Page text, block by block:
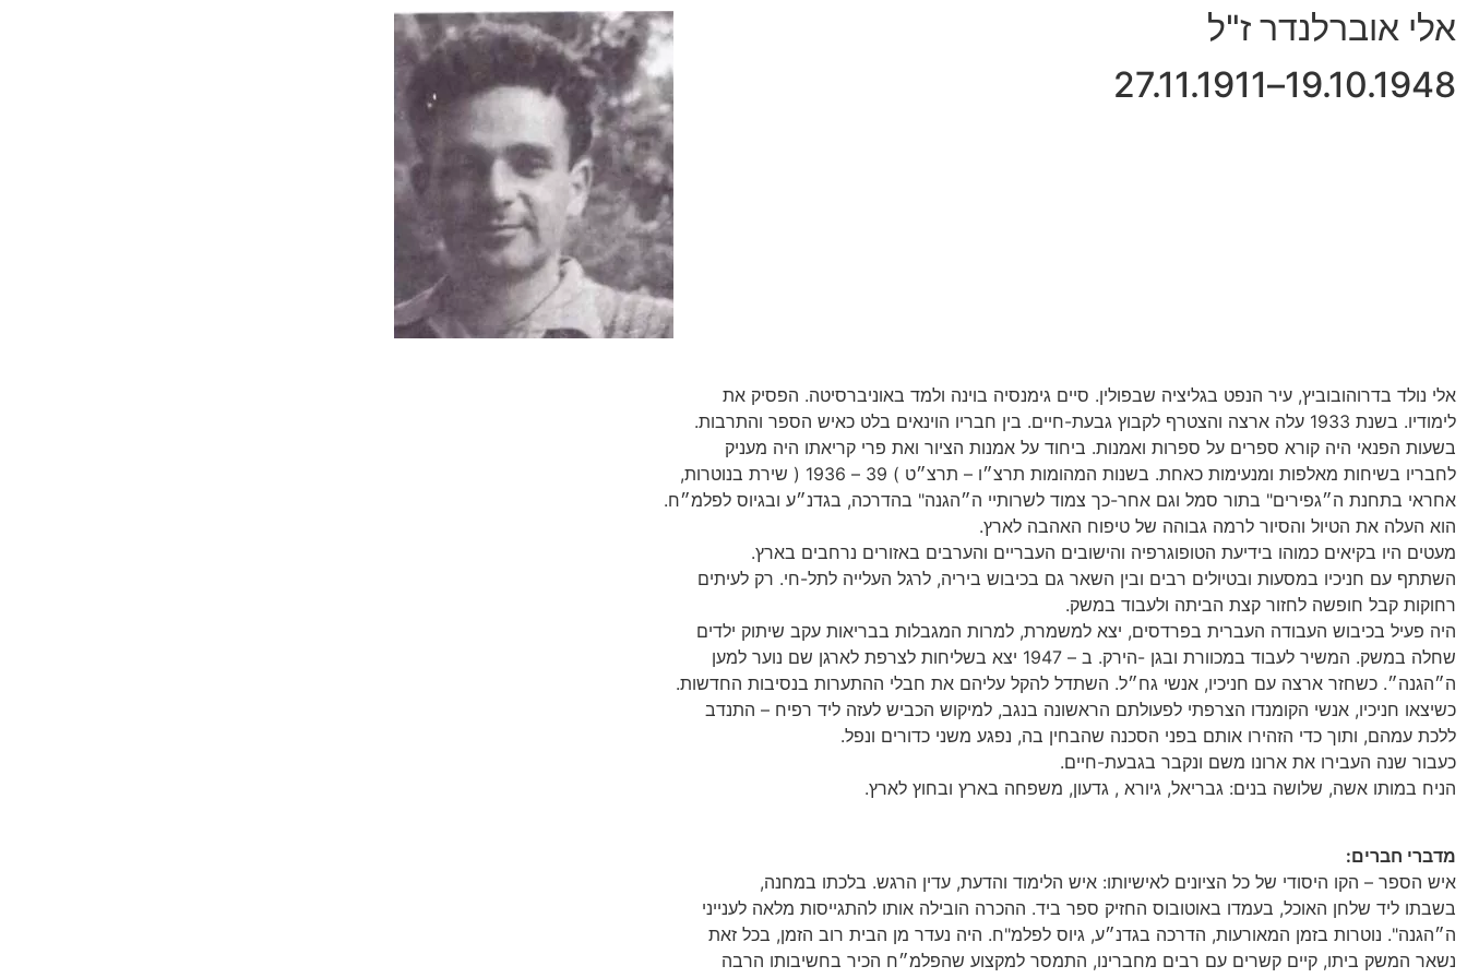
אלי אוברלנדר ז"ל
19.10.1948–27.11.1911
אלי נולד בדרוהובוביץ, עיר הנפט בגליציה שבפולין. סיים גימנסיה בוינה ולמד באוניברסיטה. הפסיק את
לימודיו. בשנת 1933 עלה ארצה והצטרף לקבוץ גבעת-חיים. בין חבריו הוינאים בלט כאיש הספר והתרבות.
בשעות הפנאי היה קורא ספרים על ספרות ואמנות. ביחוד על אמנות הציור ואת פרי קריאתו היה מעניק
לחבריו בשיחות מאלפות ומנעימות כאחת. בשנות המהומות תרצ״ו – תרצ״ט ) 39 – 1936 ( שירת בנוטרות,
אחראי בתחנת ה״גפירים" בתור סמל וגם אחר-כך צמוד לשרותיי ה״הגנה" בהדרכה, בגדנ״ע ובגיוס לפלמ״ח.
הוא העלה את הטיול והסיור לרמה גבוהה של טיפוח האהבה לארץ.
מעטים היו בקיאים כמוהו בידיעת הטופוגרפיה והישובים העבריים והערבים באזורים נרחבים בארץ.
השתתף עם חניכיו במסעות ובטיולים רבים ובין השאר גם בכיבוש ביריה, לרגל העלייה לתל-חי. רק לעיתים
רחוקות קבל חופשה לחזור קצת הביתה ולעבוד במשק.
היה פעיל בכיבוש העבודה העברית בפרדסים, יצא למשמרת, למרות המגבלות בבריאות עקב שיתוק ילדים
שחלה במשק. המשיר לעבוד במכוורת ובגן -הירק. ב – 1947 יצא בשליחות לצרפת לארגן שם נוער למען
ה״הגנה״. כשחזר ארצה עם חניכיו, אנשי גח״ל. השתדל להקל עליהם את חבלי ההתערות בנסיבות החדשות.
כשיצאו חניכיו, אנשי הקומנדו הצרפתי לפעולתם הראשונה בנגב, למיקוש הכביש לעזה ליד רפיח – התנדב
ללכת עמהם, ותוך כדי הזהירו אותם בפני הסכנה שהבחין בה, נפגע משני כדורים ונפל.
כעבור שנה העבירו את ארונו משם ונקבר בגבעת-חיים.
הניח במותו אשה, שלושה בנים: גבריאל, גיורא , גדעון, משפחה בארץ ובחוץ לארץ.
מדברי חברים:
איש הספר – הקו היסודי של כל הציונים לאישיותו: איש הלימוד והדעת, עדין הרגש. בלכתו במחנה,
בשבתו ליד שלחן האוכל, בעמדו באוטובוס החזיק ספר ביד. ההכרה הובילה אותו להתגייסות מלאה לענייני
ה״הגנה". נוטרות בזמן המאורעות, הדרכה בגדנ״ע, גיוס לפלמ"ח. היה נעדר מן הבית רוב הזמן, בכל זאת
נשאר המשק ביתו, קיים קשרים עם רבים מחברינו, התמסר למקצוע שהפלמ״ח הכיר בחשיבותו הרבה